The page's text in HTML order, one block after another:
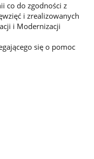
co do zgodności z
i zrealizowanych
i Modernizacji
się o pomoc